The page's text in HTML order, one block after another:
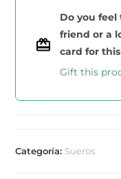
Do you
friend or a
card for
Gift this
Categoría: Sueros